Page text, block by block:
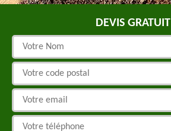
DEVIS GRATUIT